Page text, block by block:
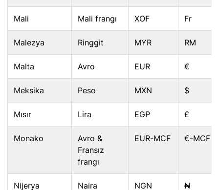
Mali Mali frangı XOF Fr
Malezya Ringgit MYR RM
Malta Avro EUR €
Meksika Peso MXN $
Mısır Lira EGP £
Monako
Avro &
Fransız
frangı
EUR-MCF €-MCF
Nijerya Naira NGN ₦